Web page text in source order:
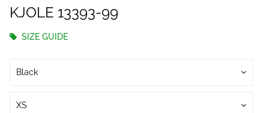
KJOLE 13393-99
SIZE GUIDE
Black
XS